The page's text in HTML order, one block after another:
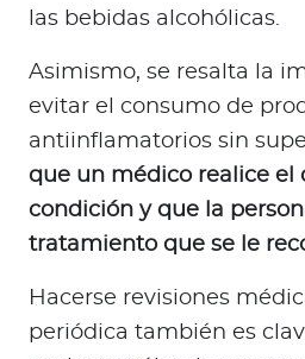
las bebidas alcohólicas.
Asimismo, se resalta la
evitar el consumo de
antiinflamatorios sin
que un médico realice el
condición y que la
tratamiento que se le
Hacerse revisiones
periódica también es